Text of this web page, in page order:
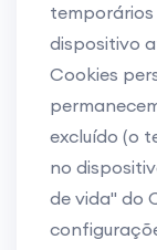
temporários
dispositivo
Cookies
excluído (o
no
de vida" do